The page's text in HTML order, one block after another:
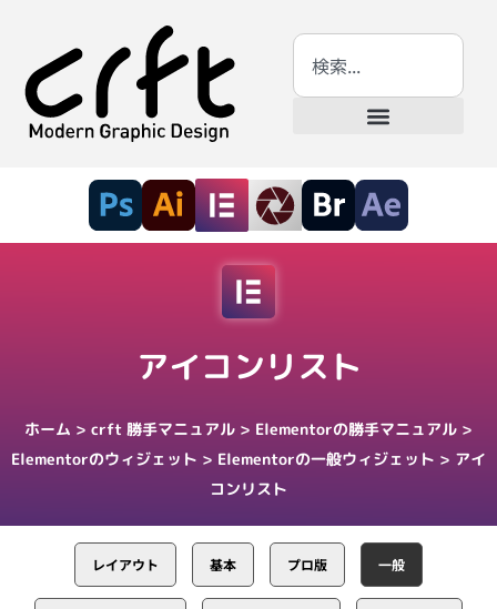
アイコンリスト
ホーム > crft 勝手マニュアル > Elementorの勝手マニュアル >
Elementorのウィジェット > Elementorの一般ウィジェット > アイ
コンリスト
レイアウト 基本 プロ版 一般